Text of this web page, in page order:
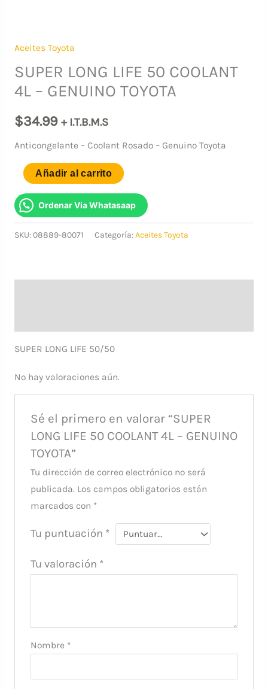
Aceites Toyota
SUPER LONG LIFE 50 COOLANT
4L – GENUINO TOYOTA
$34.99 + I.T.B.M.S
Anticongelante – Coolant Rosado – Genuino Toyota
SUPER
LIFE
50
COOLANT
Añadir al carrito
Ordenar Via Whatasaap
SKU:08889-80071 Categoría:Aceites Toyota
SUPER LONG LIFE 50/50
No hay valoraciones aún.
Sé el primero en valorar “SUPER
LONG LIFE 50 COOLANT 4L – GENUINO
TOYOTA”
Tu dirección de correo electrónico no será
publicada. Los campos obligatorios están
marcados con *
Tu puntuación *
Tu valoración *
Nombre *